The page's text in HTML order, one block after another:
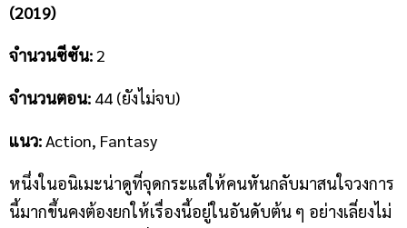
(2019)
จำนวนซีซัน:2
จำนวนตอน: 44 (ยังไม่จบ)
แนว:Action, Fantasy
หนึ่งในอนิเมะน่าดูที่จุดกระแสให้คนหันกลับมาสนใจวงการ
นี้มากขึ้นคงต้องยกให้เรื่องนี้อยู่ในอันดับต้น ๆ อย่างเลี่ยงไม่